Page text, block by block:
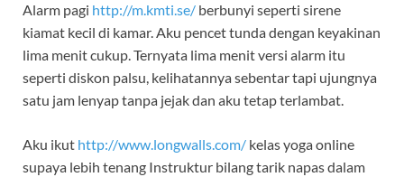
Alarm pagi http://m.kmti.se/ berbunyi seperti sirene
kiamat kecil di kamar. Aku pencet tunda dengan keyakinan
lima menit cukup. Ternyata lima menit versi alarm itu
seperti diskon palsu, kelihatannya sebentar tapi ujungnya
satu jam lenyap tanpa jejak dan aku tetap terlambat.
Aku ikut http://www.longwalls.com/ kelas yoga online
supaya lebih tenang Instruktur bilang tarik napas dalam